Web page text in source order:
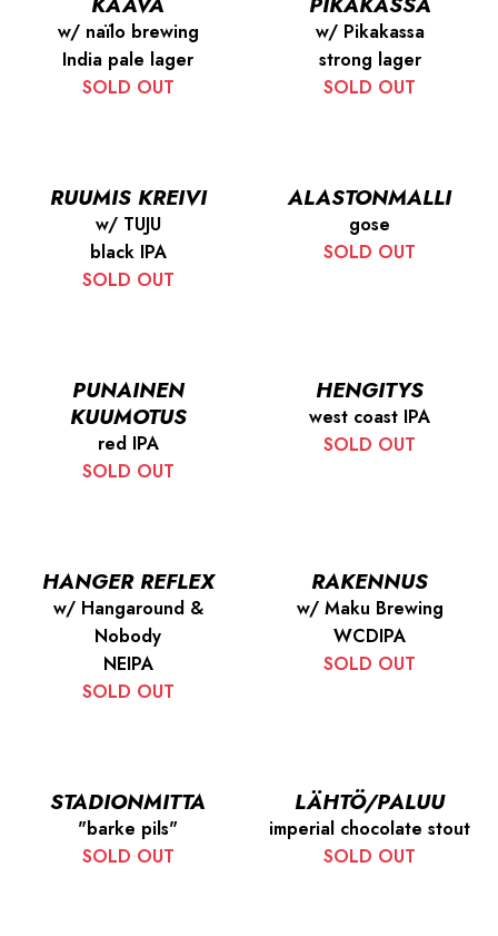
w/ naïlo brewing
India pale lager
SOLD OUT
w/ Pikakassa
strong lager
SOLD OUT
RUUMIS KREIVI
w/ TUJU
black IPA
SOLD OUT
ALASTONMALLI
gose
SOLD OUT
PUNAINEN
KUUMOTUS
red IPA
SOLD OUT
HENGITYS
west coast IPA
SOLD OUT
HANGER REFLEX
w/ Hangaround &
Nobody
NEIPA
SOLD OUT
RAKENNUS
w/ Maku Brewing
WCDIPA
SOLD OUT
STADIONMITTA
"barke pils"
SOLD OUT
LÄHTÖ/PALUU
imperial chocolate stout
SOLD OUT